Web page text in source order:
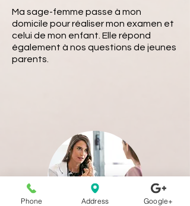
Ma sage-femme passe à mon
domicile pour réaliser mon examen et
celui de mon enfant. Elle répond
également à nos questions de jeunes
parents.
Phone Address Google+